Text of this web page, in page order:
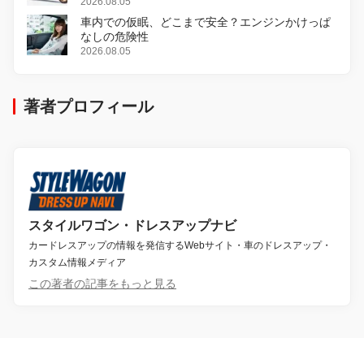
車内での仮眠、どこまで安全？エンジンかけっぱ
なしの危険性
2026.08.05
著者プロフィール
スタイルワゴン・ドレスアップナビ
カードレスアップの情報を発信するWebサイト・車のドレスアップ・
カスタム情報メディア
この著者の記事をもっと見る